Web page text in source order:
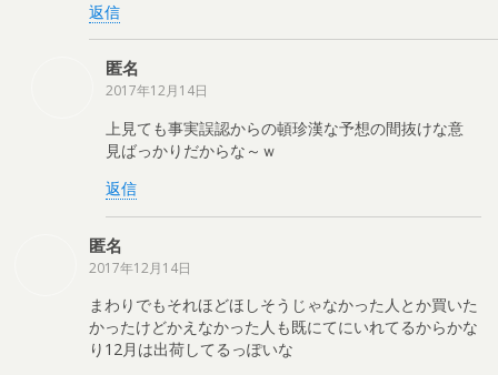
返信
匿名
2017年12月14日
上見ても事実誤認からの頓珍漢な予想の間抜けな意
見ばっかりだからな～ｗ
返信
匿名
2017年12月14日
まわりでもそれほどほしそうじゃなかった人とか買いた
かったけどかえなかった人も既にてにいれてるからかな
り12月は出荷してるっぽいな